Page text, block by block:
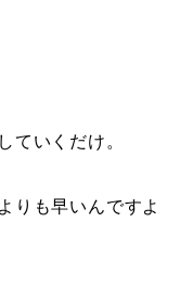
ていくだけ。
りも早いんですよ